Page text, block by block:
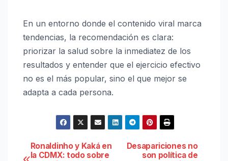
En un entorno donde el contenido viral marca
tendencias, la recomendación es clara:
priorizar la salud sobre la inmediatez de los
resultados y entender que el ejercicio efectivo
no es el más popular, sino el que mejor se
adapta a cada persona.
Navegación
Desapariciones no
son política de
Ronaldinho y Kaká en
la CDMX: todo sobre